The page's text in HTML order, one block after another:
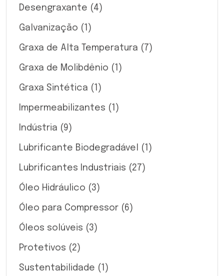
Desengraxante (4)
Galvanização (1)
Graxa de Alta Temperatura (7)
Graxa de Molibdênio (1)
Graxa Sintética (1)
Impermeabilizantes (1)
Indústria (9)
Lubrificante Biodegradável (1)
Lubrificantes Industriais (27)
Óleo Hidráulico (3)
Óleo para Compressor (6)
Óleos solúveis (3)
Protetivos (2)
Sustentabilidade (1)